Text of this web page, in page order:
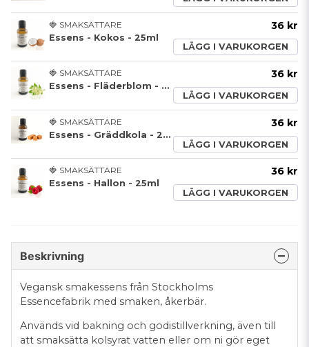
🍓 SMAKSÄTTARE
Essens - Kokos - 25ml
36 kr
LÄGG I VARUKORGEN
🍓 SMAKSÄTTARE
Essens - Fläderblom - 25ml
36 kr
LÄGG I VARUKORGEN
🍓 SMAKSÄTTARE
Essens - Gräddkola - 25ml
36 kr
LÄGG I VARUKORGEN
🍓 SMAKSÄTTARE
Essens - Hallon - 25ml
36 kr
LÄGG I VARUKORGEN
Beskrivning
Vegansk smakessens från Stockholms
Essencefabrik med smaken, åkerbär.
Används vid bakning och godistillverkning, även till
att smaksätta kolsyrat vatten eller om ni gör eget